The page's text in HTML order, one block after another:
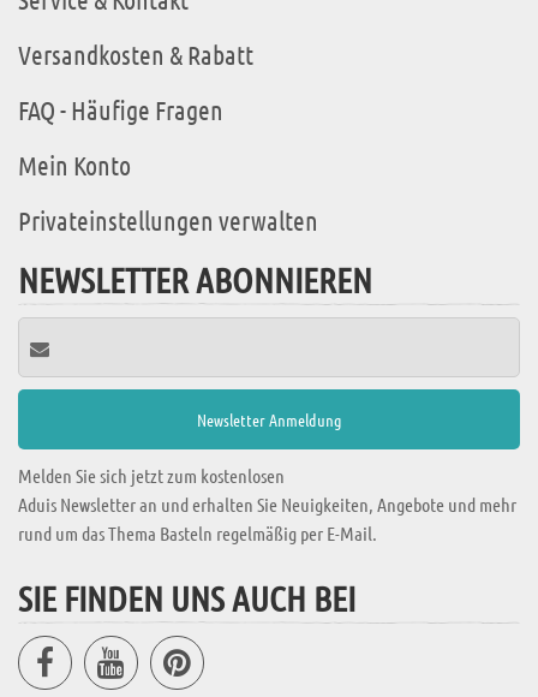
Versandkosten & Rabatt
FAQ - Häufige Fragen
Mein Konto
Privateinstellungen verwalten
NEWSLETTER ABONNIEREN
Melden Sie sich jetzt zum kostenlosen
Aduis Newsletter an und erhalten Sie Neuigkeiten, Angebote und mehr
rund um das Thema Basteln regelmäßig per E-Mail.
SIE FINDEN UNS AUCH BEI